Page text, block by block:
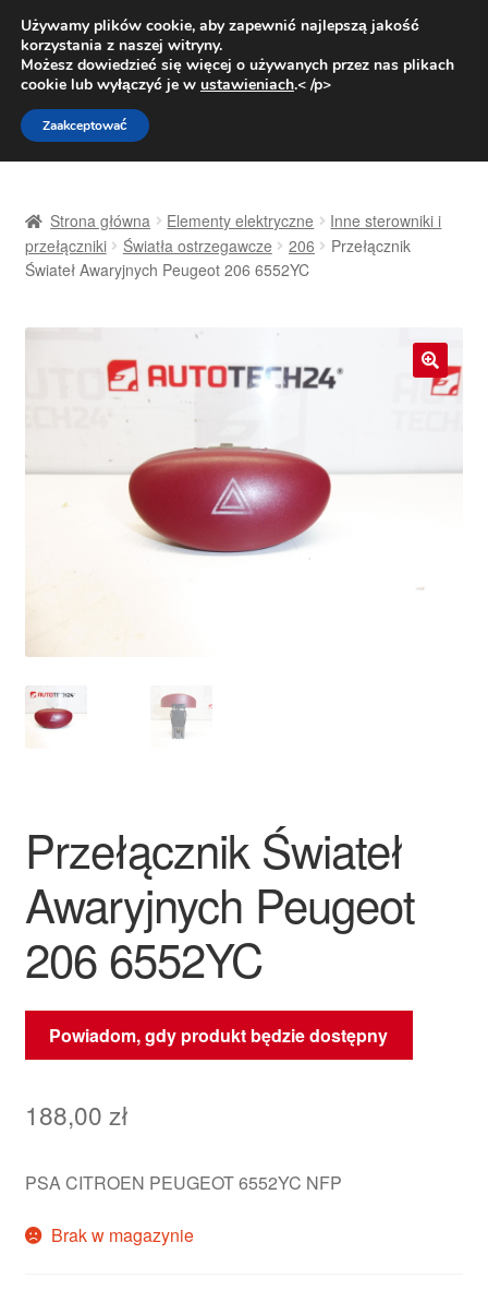
DOSTAWA od 31 zł
Pn.-pt. 9:00-16:00800 003 167
Przejdź
do
nawigacji
Przejdź
do
treści
Dostawa
O nas
Skarga
Zasady i warunki
Strona główna Elementy elektryczne
Inne sterowniki i
przełączniki
Światła ostrzegawcze 206
Przełącznik
Świateł Awaryjnych Peugeot 206 6552YC
🔍
Przełącznik Świateł
Awaryjnych Peugeot
206 6552YC
Powiadom, gdy produkt będzie dostępny
188,00 zł
PSA CITROEN PEUGEOT 6552YC NFP
Brak w magazynie
Używamy plików cookie, aby zapewnić najlepszą jakość
korzystania z naszej witryny.
Możesz dowiedzieć się więcej o używanych przez nas plikach
cookie lub wyłączyć je w ustawieniach.< /p>
Zaakceptować